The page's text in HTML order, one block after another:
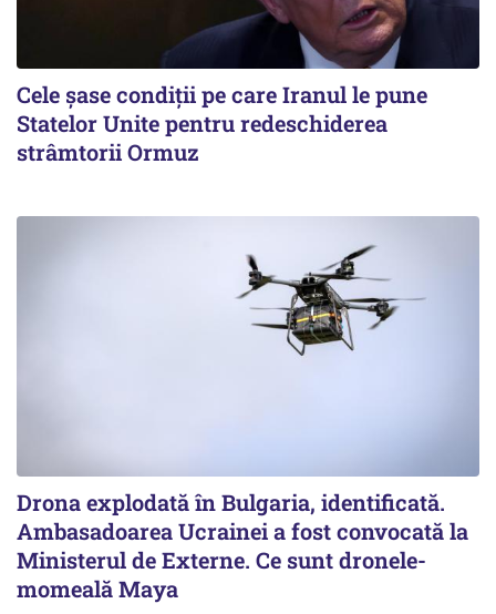
Cele șase condiții pe care Iranul le pune
Statelor Unite pentru redeschiderea
strâmtorii Ormuz
Drona explodată în Bulgaria, identificată.
Ambasadoarea Ucrainei a fost convocată la
Ministerul de Externe. Ce sunt dronele-
momeală Maya